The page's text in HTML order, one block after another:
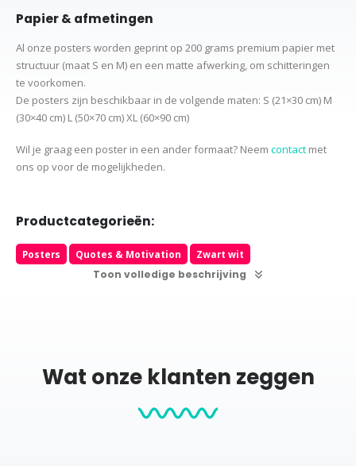
Papier & afmetingen
Al onze posters worden geprint op 200 grams premium papier met
structuur (maat S en M) en een matte afwerking, om schitteringen
te voorkomen.
De posters zijn beschikbaar in de volgende maten: S (21×30 cm) M
(30×40 cm) L (50×70 cm) XL (60×90 cm)
Wil je graag een poster in een ander formaat? Neem contact met
ons op voor de mogelijkheden.
Productcategorieën:
Posters Quotes & Motivation Zwart wit
Toon volledige beschrijving
Wat onze klanten zeggen